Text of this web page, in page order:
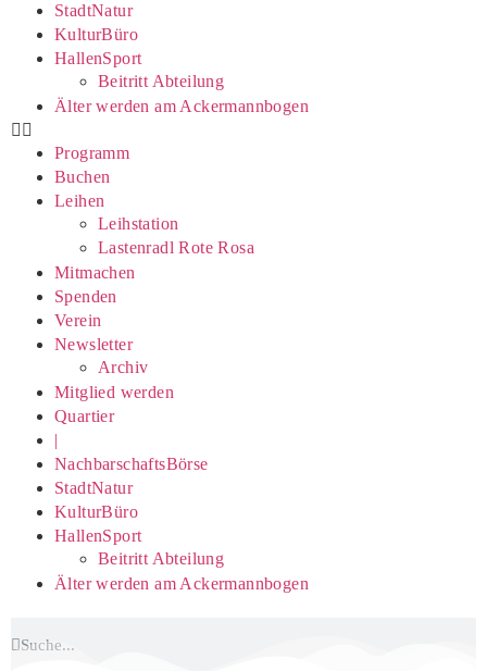
StadtNatur
KulturBüro
HallenSport
Beitritt Abteilung
Älter werden am Ackermannbogen
Programm
Buchen
Leihen
Leihstation
Lastenradl Rote Rosa
Mitmachen
Spenden
Verein
Newsletter
Archiv
Mitglied werden
Quartier
|
NachbarschaftsBörse
StadtNatur
KulturBüro
HallenSport
Beitritt Abteilung
Älter werden am Ackermannbogen